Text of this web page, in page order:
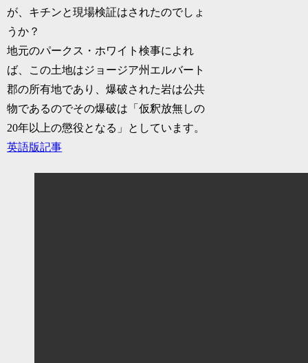
が、キチンと現場検証はされたのでしょ
うか？
地元のパークス・ホワイト検事によれ
ば、この土地はジョージア州エルバート
郡の所有地であり、爆破された岩は公共
物であるのでその爆破は「仮釈放無しの
20年以上の懲役となる」としています。
英語版記事